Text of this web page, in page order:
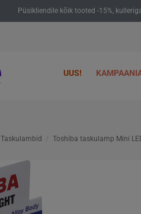
Püsikliendile kõik tooted -15%,
UUS!
Taskulambid Toshiba taskulamp Mini